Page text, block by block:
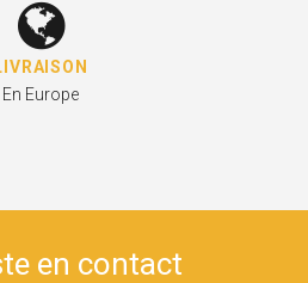
En Europe
en contact